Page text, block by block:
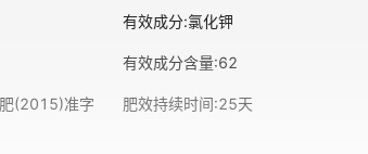
有效成分:氯化钾
有效成分含量:62
(2015)准字
肥效持续时间:25天